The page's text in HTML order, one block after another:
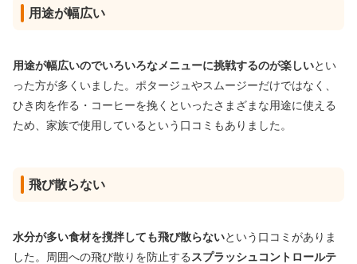
用途が幅広い
用途が幅広いのでいろいろなメニューに挑戦するのが楽しいとい
った方が多くいました。ポタージュやスムージーだけではなく、
ひき肉を作る・コーヒーを挽くといったさまざまな用途に使える
ため、家族で使用しているという口コミもありました。
飛び散らない
水分が多い食材を撹拌しても飛び散らないという口コミがありま
した。周囲への飛び散りを防止する スプラッシュコントロールテ